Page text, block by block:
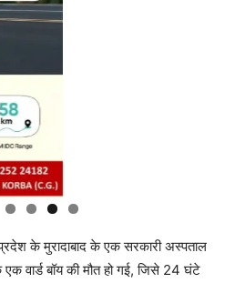
के मुरादाबाद के एक सरकारी अस्पताल
वार्ड बॉय की मौत हो गई, जिसे 24 घंटे